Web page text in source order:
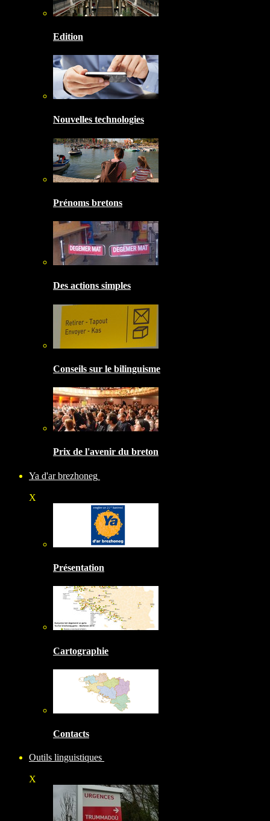
Edition
Nouvelles technologies
Prénoms bretons
Des actions simples
Conseils sur le bilinguisme
Prix de l'avenir du breton
Ya d'ar brezhoneg
X
Présentation
Cartographie
Contacts
Outils linguistiques
X